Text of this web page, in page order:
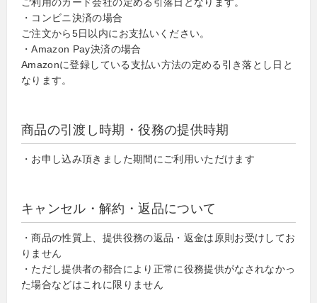
・コンビニ決済の場合
ご注文から5日以内にお支払いください。
・Amazon Pay決済の場合
Amazonに登録している支払い方法の定める引き落とし日と
なります。
商品の引渡し時期・役務の提供時期
・お申し込み頂きました期間にご利用いただけます
キャンセル・解約・返品について
・商品の性質上、提供役務の返品・返金は原則お受けしてお
りません
・ただし提供者の都合により正常に役務提供がなされなかっ
た場合などはこれに限りません